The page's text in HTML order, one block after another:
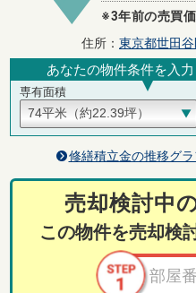
※3年前の売買
住所： 東京都世田
あなたの物件条件を入
専有面積
修繕積立金の推移グラ
売却検討中
この物件を売却検